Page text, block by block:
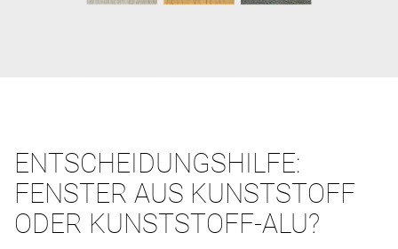
ENTSCHEIDUNGSHILFE:
FENSTER AUS KUNSTSTOFF
ODER KUNSTSTOFF-ALU?